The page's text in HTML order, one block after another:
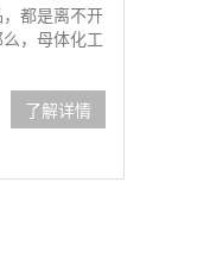
都是离不开
，母体化工
了解详情